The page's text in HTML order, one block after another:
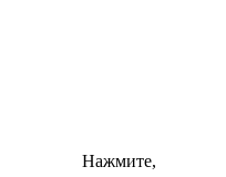
Нажмите,